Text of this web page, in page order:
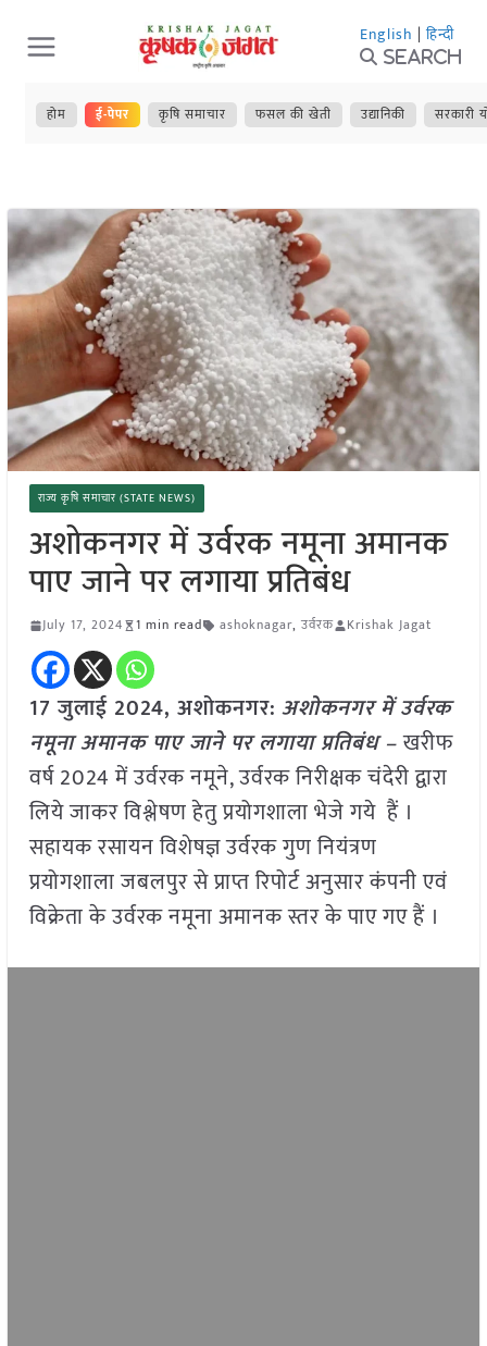
Skip
to
content
English | हिन्दी
Search
होम ई-पेपर कृषि समाचार फसल की खेती उद्यानिकी सरकारी
राज्य कृषि समाचार (STATE NEWS)
अशोकनगर में उर्वरक नमूना अमानक
पाए जाने पर लगाया प्रतिबंध
July 17, 2024 1 min read ashoknagar, उर्वरक Krishak Jagat
17 जुलाई 2024, अशोकनगर: अशोकनगर में उर्वरक
नमूना अमानक पाए जाने पर लगाया प्रतिबंध –खरीफ
वर्ष 2024 में उर्वरक नमूने, उर्वरक निरीक्षक चंदेरी द्वारा
लिये जाकर विश्लेषण हेतु प्रयोगशाला भेजे गये हैं ।
सहायक रसायन विशेषज्ञ उर्वरक गुण नियंत्रण
प्रयोगशाला जबलपुर से प्राप्त रिपोर्ट अनुसार कंपनी एवं
विक्रेता के उर्वरक नमूना अमानक स्तर के पाए गए हैं ।